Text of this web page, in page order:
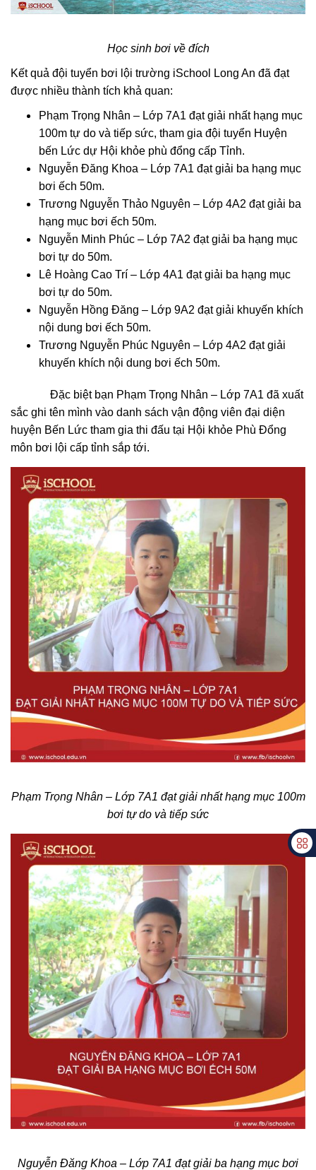
Học sinh bơi về đích
Kết quả đội tuyển bơi lội trường iSchool Long An đã đạt
được nhiều thành tích khả quan:
Phạm Trọng Nhân – Lớp 7A1 đạt giải nhất hạng mục
100m tự do và tiếp sức, tham gia đội tuyển Huyện
bến Lức dự Hội khỏe phù đổng cấp Tỉnh.
Nguyễn Đăng Khoa – Lớp 7A1 đạt giải ba hạng mục
bơi ếch 50m.
Trương Nguyễn Thảo Nguyên – Lớp 4A2 đạt giải ba
hạng mục bơi ếch 50m.
Nguyễn Minh Phúc – Lớp 7A2 đạt giải ba hạng mục
bơi tự do 50m.
Lê Hoàng Cao Trí – Lớp 4A1 đạt giải ba hạng mục
bơi tự do 50m.
Nguyễn Hồng Đăng – Lớp 9A2 đạt giải khuyến khích
nội dung bơi ếch 50m.
Trương Nguyễn Phúc Nguyên – Lớp 4A2 đạt giải
khuyến khích nội dung bơi ếch 50m.
Đặc biệt bạn Phạm Trọng Nhân – Lớp 7A1 đã xuất
sắc ghi tên mình vào danh sách vận động viên đại diện
huyện Bến Lức tham gia thi đấu tại Hội khỏe Phù Đổng
môn bơi lội cấp tỉnh sắp tới.
Phạm Trọng Nhân – Lớp 7A1 đạt giải nhất hạng mục 100m
bơi tự do và tiếp sức
Nguyễn Đăng Khoa – Lớp 7A1 đạt giải ba hạng mục bơi